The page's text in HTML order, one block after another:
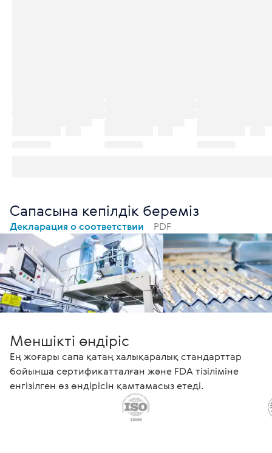
Сапасына кепілдік береміз
Декларация о соответствии PDF
Меншікті өндіріс
Ең жоғары сапа қатаң халықаралық стандарттар
бойынша сертификатталған және FDA тізіліміне
енгізілген өз өндірісін қамтамасыз етеді.